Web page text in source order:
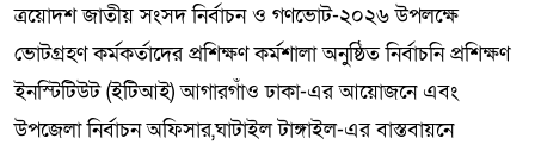
ত্রয়োদশ জাতীয় সংসদ নির্বাচন ও গণভোট-২০২৬ উপলক্ষে
ভোটগ্রহণ কর্মকর্তাদের প্রশিক্ষণ কর্মশালা অনুষ্ঠিত নির্বাচনি প্রশিক্ষণ
ইনস্টিটিউট (ইটিআই) আগারগাঁও ঢাকা-এর আয়োজনে এবং
উপজেলা নির্বাচন অফিসার,ঘাটাইল টাঙ্গাইল-এর বাস্তবায়নে